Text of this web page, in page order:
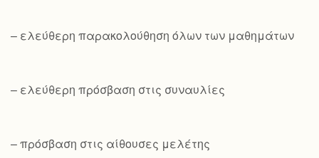
– ελεύθερη παρακολούθηση όλων των μαθημάτων
– ελεύθερη πρόσβαση στις συναυλίες
– πρόσβαση στις αίθουσες μελέτης